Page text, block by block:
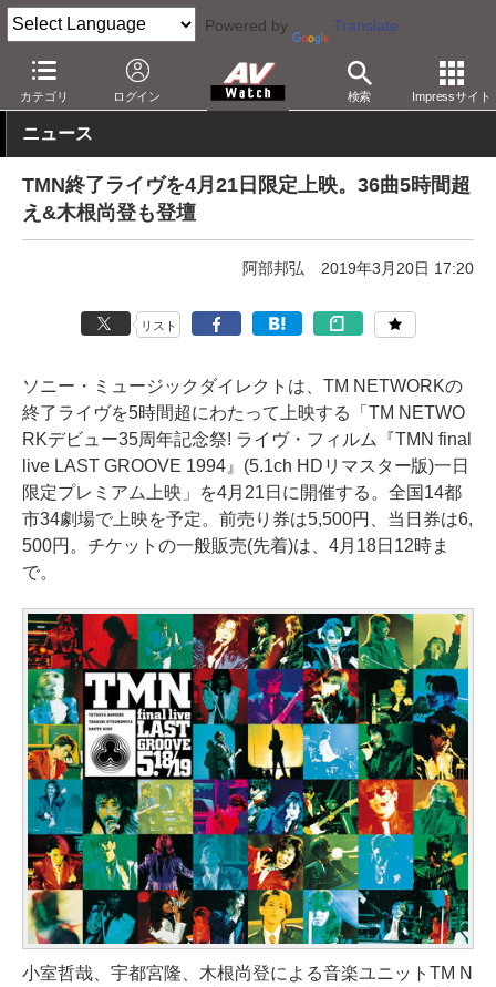
Powered by Translate
カテゴリ ログイン 検索 Impressサイト
AV Watch コンテンツ・サービス 映画 映画作品
ニュース
TMN終了ライヴを4月21日限定上映。36曲5時間超
え&木根尚登も登壇
阿部邦弘 2019年3月20日 17:20
リスト
ソニー・ミュージックダイレクトは、TM NETWORKの
終了ライヴを5時間超にわたって上映する「TM NETWO
RKデビュー35周年記念祭! ライヴ・フィルム『TMN final
live LAST GROOVE 1994』(5.1ch HDリマスター版)一日
限定プレミアム上映」を4月21日に開催する。全国14都
市34劇場で上映を予定。前売り券は5,500円、当日券は6,
500円。チケットの一般販売(先着)は、4月18日12時ま
で。
小室哲哉、宇都宮隆、木根尚登による音楽ユニットTM N